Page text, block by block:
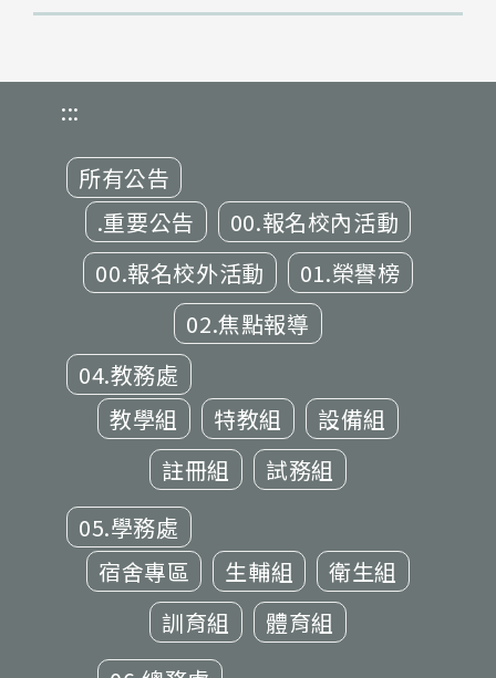
:::
所有公告
.重要公告
00.報名校內活動
00.報名校外活動
01.榮譽榜
02.焦點報導
04.教務處
教學組
特教組
設備組
註冊組
試務組
05.學務處
宿舍專區
生輔組
衛生組
訓育組
體育組